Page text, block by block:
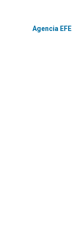
Agencia EFE